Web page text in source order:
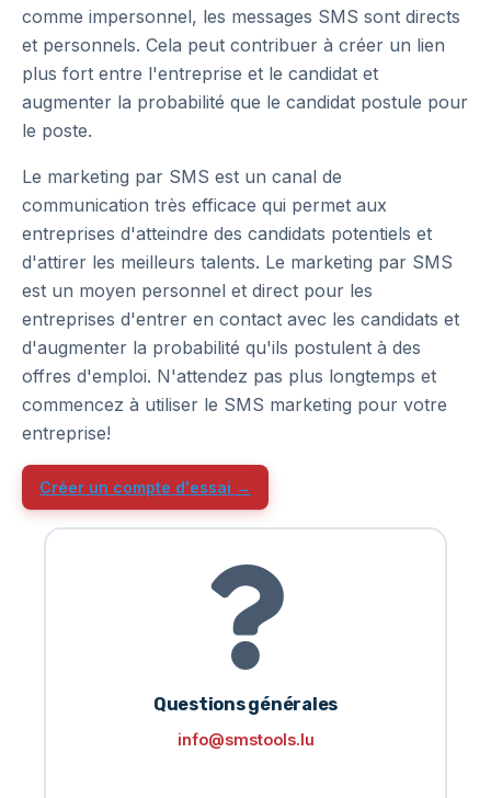
comme impersonnel, les messages SMS sont directs
et personnels. Cela peut contribuer à créer un lien
plus fort entre l'entreprise et le candidat et
augmenter la probabilité que le candidat postule pour
le poste.
Le marketing par SMS est un canal de
communication très efficace qui permet aux
entreprises d'atteindre des candidats potentiels et
d'attirer les meilleurs talents. Le marketing par SMS
est un moyen personnel et direct pour les
entreprises d'entrer en contact avec les candidats et
d'augmenter la probabilité qu'ils postulent à des
offres d'emploi. N'attendez pas plus longtemps et
commencez à utiliser le SMS marketing pour votre
entreprise!
Créer un compte d'essai →
Questions générales
info@smstools.lu